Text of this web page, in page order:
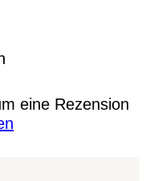
eine Rezension